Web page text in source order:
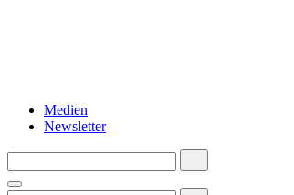
Medien
Newsletter